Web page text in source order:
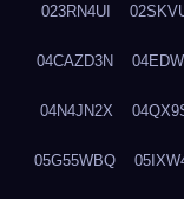
023RN4UI
04CAZD3N
04N4JN2X
05G55WBQ